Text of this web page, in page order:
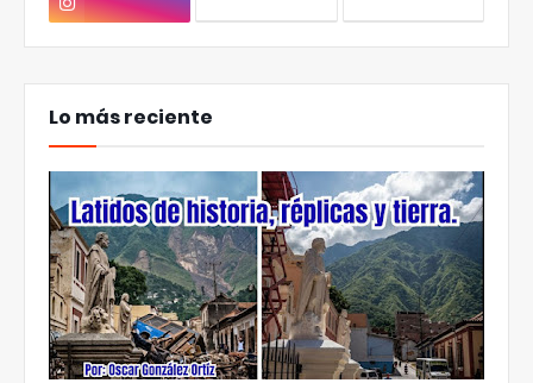
Lo más reciente